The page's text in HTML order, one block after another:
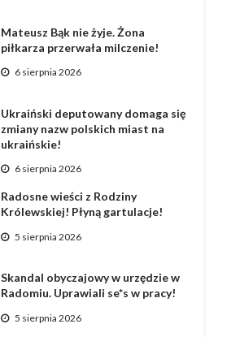
Mateusz Bąk nie żyje. Żona
piłkarza przerwała milczenie!
6 sierpnia 2026
Ukraiński deputowany domaga się
zmiany nazw polskich miast na
ukraińskie!
6 sierpnia 2026
Radosne wieści z Rodziny
Królewskiej! Płyną gartulacje!
5 sierpnia 2026
Skandal obyczajowy w urzędzie w
Radomiu. Uprawiali se*s w pracy!
5 sierpnia 2026